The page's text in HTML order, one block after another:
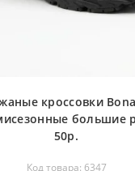
кроссовки
большие
50р.
Код товара: 6347